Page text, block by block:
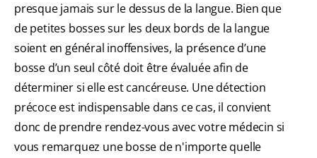
presque jamais sur le dessus de la langue. Bien que
de petites bosses sur les deux bords de la langue
soient en général inoffensives, la présence d’une
bosse d’un seul côté doit être évaluée afin de
déterminer si elle est cancéreuse. Une détection
précoce est indispensable dans ce cas, il convient
donc de prendre rendez-vous avec votre médecin si
vous remarquez une bosse de n'importe quelle